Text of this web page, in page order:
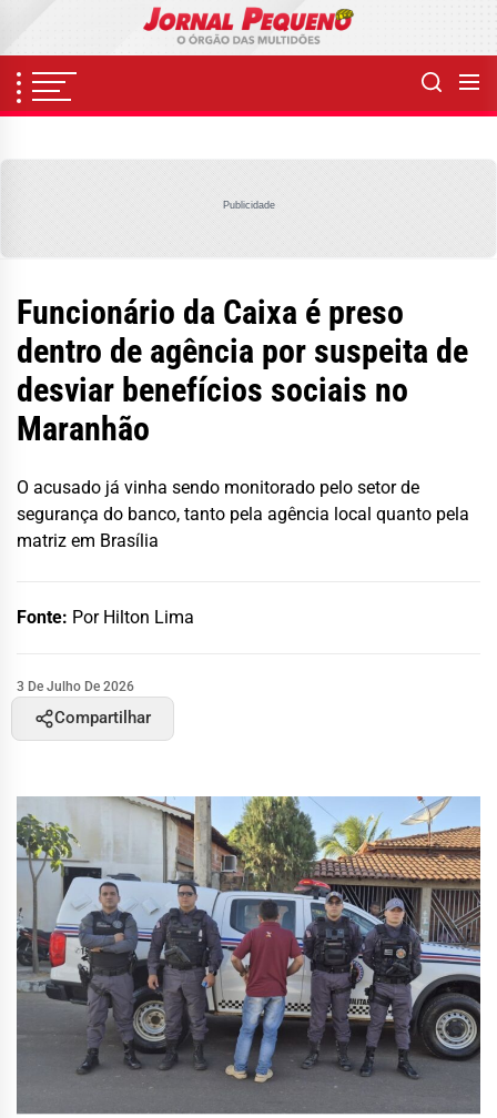
content
Publicidade
Funcionário da Caixa é preso
dentro de agência por suspeita de
desviar benefícios sociais no
Maranhão
O acusado já vinha sendo monitorado pelo setor de
segurança do banco, tanto pela agência local quanto pela
matriz em Brasília
Fonte: Por Hilton Lima
3 De Julho De 2026
Compartilhar